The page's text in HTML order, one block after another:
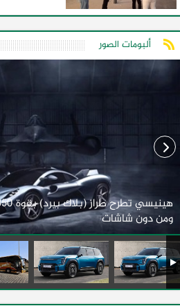
ألبومات الصور
ومن دون شاشات